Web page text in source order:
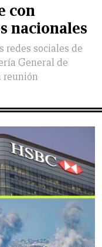
con
nacionales
redes sociales de
General de
reunión